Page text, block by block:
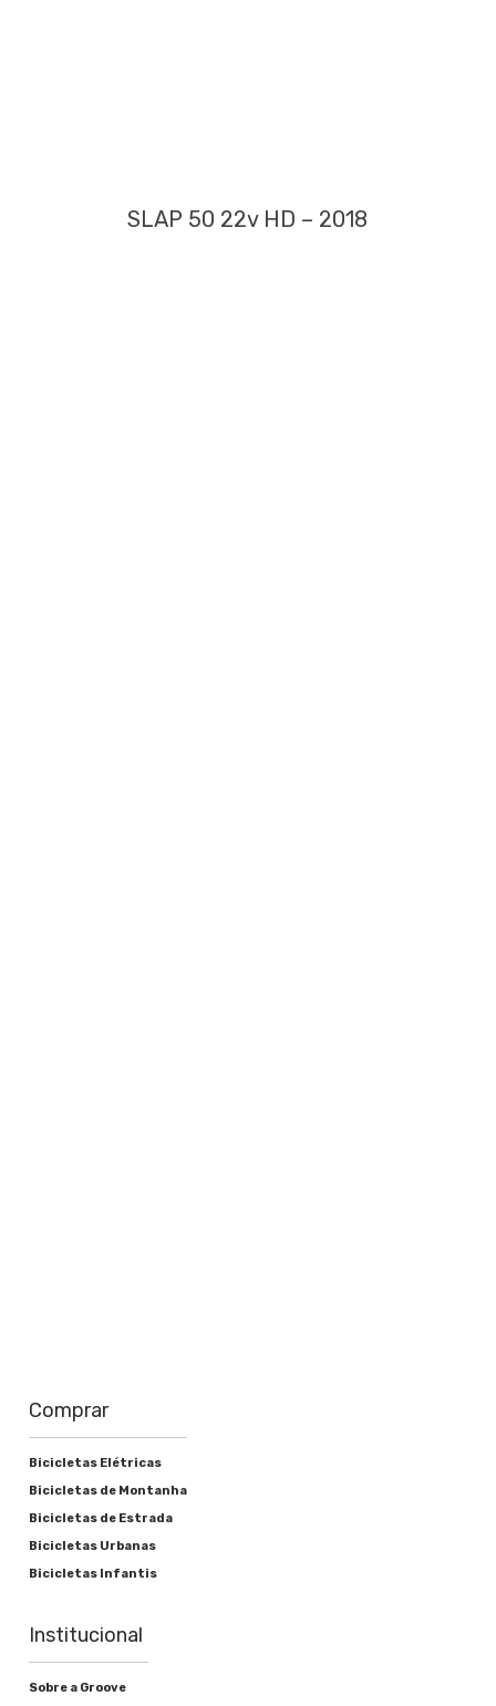
SLAP 50 22v HD – 2018
Comprar
Bicicletas Elétricas
Bicicletas de Montanha
Bicicletas de Estrada
Bicicletas Urbanas
Bicicletas Infantis
Institucional
Sobre a Groove